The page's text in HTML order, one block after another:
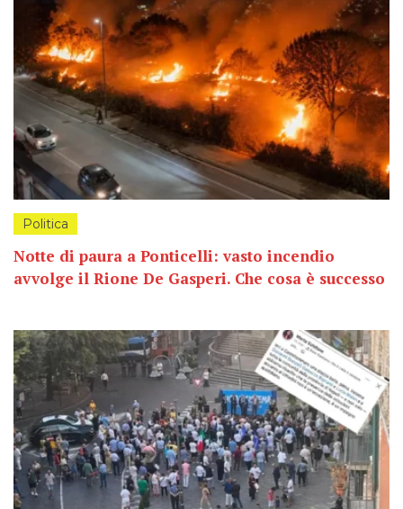
Politica
Notte di paura a Ponticelli: vasto incendio
avvolge il Rione De Gasperi. Che cosa è successo